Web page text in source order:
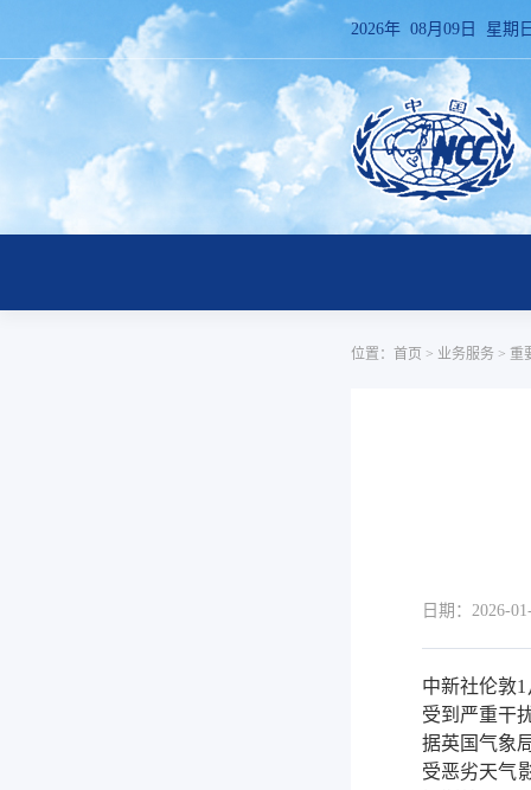
2026年 08月09日 星期
位置： 首页 > 业务服务 > 重
日期：2026-
中新社伦敦
受到严重干
据英国气象
受恶劣天气